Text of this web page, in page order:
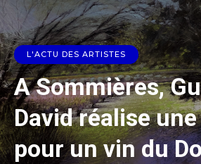
L'ACTU DES ARTISTES
A Sommières,
David réalise
pour un vin du